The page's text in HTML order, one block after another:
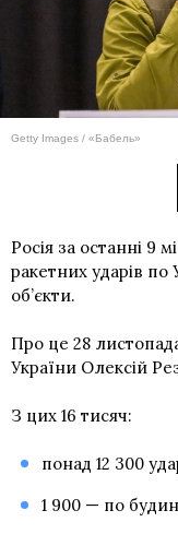
Getty Images / «Бабель»
Росія за останні 9
ракетних ударів по
об’єкти.
Про це 28
України Олексій
З цих 16 тисяч:
понад 12 300
1 900 — по